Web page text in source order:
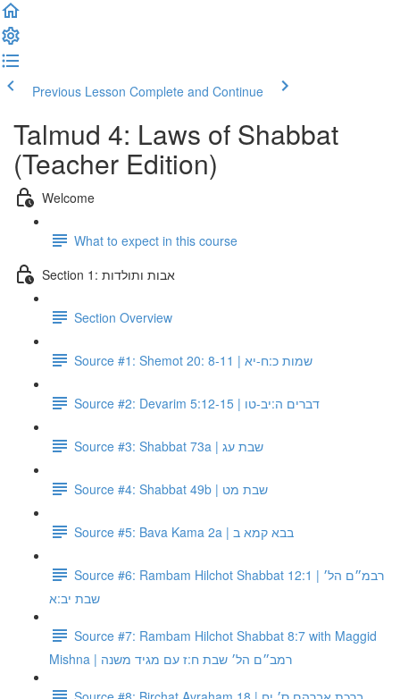
Previous Lesson Complete and Continue
Talmud 4: Laws of Shabbat
(Teacher Edition)
Welcome
What to expect in this course
Section 1: אבות ותולדות
Section Overview
Source #1: Shemot 20: 8-11 | שמות כ:ח-יא
Source #2: Devarim 5:12-15 | דברים ה:יב-טו
Source #3: Shabbat 73a | שבת עג
Source #4: Shabbat 49b | שבת מט
Source #5: Bava Kama 2a | בבא קמא ב
Source #6: Rambam Hilchot Shabbat 12:1 | רבמ״ם הל׳
שבת יב:א
Source #7: Rambam Hilchot Shabbat 8:7 with Maggid
Mishna | רמב״ם הל׳ שבת ח:ז עם מגיד משנה